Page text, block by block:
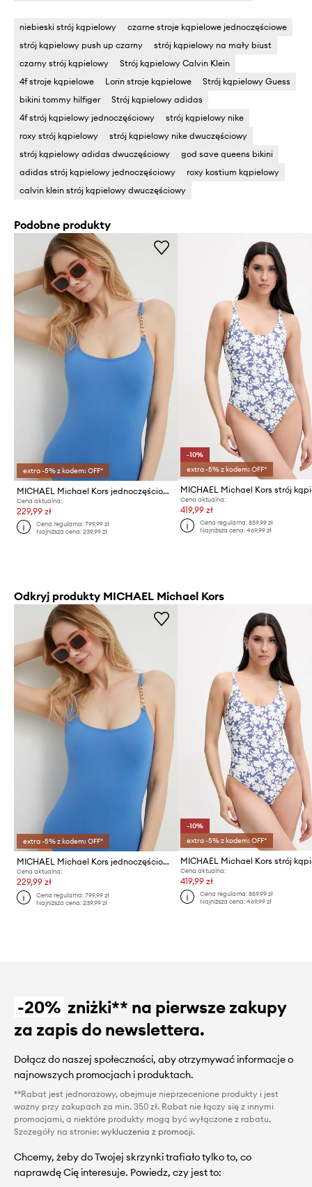
niebieski strój kąpielowy
czarne stroje kąpielowe jednoczęściowe
strój kąpielowy push up czarny
strój kąpielowy na mały biust
czarny strój kąpielowy
Strój kąpielowy Calvin Klein
4f stroje kąpielowe
Lorin stroje kąpielowe
Strój kąpielowy Guess
bikini tommy hilfiger
Strój kąpielowy adidas
4f strój kąpielowy jednoczęściowy
strój kąpielowy nike
roxy strój kąpielowy
strój kąpielowy nike dwuczęściowy
strój kąpielowy adidas dwuczęściowy
god save queens bikini
adidas strój kąpielowy jednoczęściowy
roxy kostium kąpielowy
calvin klein strój kąpielowy dwuczęściowy
Podobne produkty
extra -5% z kodem: OFF*
MICHAEL Michael Kors jednoczęściowy strój kąpielowy
Cena aktualna:
229,99 zł
Cena regularna:799,99 zł
Najniższa cena:239,99 zł
-10%
extra -5% z kodem: OFF*
MICHAEL Michael Kors strój
Cena aktualna:
419,99 zł
Cena regularna: 859,99 zł
Najniższa cena: 469,99 zł
Odkryj produkty MICHAEL Michael Kors
extra -5% z kodem: OFF*
MICHAEL Michael Kors jednoczęściowy strój kąpielowy
Cena aktualna:
229,99 zł
Cena regularna:799,99 zł
Najniższa cena:239,99 zł
-10%
extra -5% z kodem: OFF*
MICHAEL Michael Kors strój
Cena aktualna:
419,99 zł
Cena regularna: 859,99 zł
Najniższa cena: 469,99 zł
-20% zniżki** na pierwsze zakupy
za zapis do newslettera.
Dołącz do naszej społeczności, aby otrzymywać informacje o
najnowszych promocjach i produktach.
**Rabat jest jednorazowy, obejmuje nieprzecenione produkty i jest
ważny przy zakupach za min. 350 zł. Rabat nie łączy się z innymi
promocjami, a niektóre produkty mogą być wyłączone z rabatu.
Szczegóły na stronie: wykluczenia z promocji.
Chcemy, żeby do Twojej skrzynki trafiało tylko to, co
naprawdę Cię interesuje. Powiedz, czy jest to: